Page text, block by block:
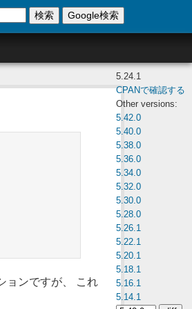
検索 Google検索
5.24.1
CPANで確認する
Other versions:
5.42.0
5.40.0
5.38.0
5.36.0
5.34.0
5.32.0
5.30.0
5.28.0
5.26.1
5.22.1
5.20.1
5.18.1
5.16.1
5.14.1
ョンですが、 これ